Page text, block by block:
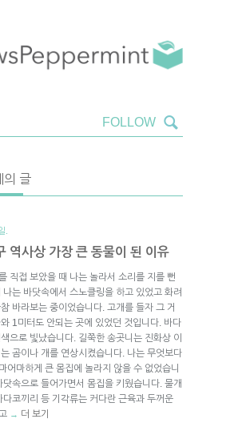
의 글
.
역사상 가장 큰 동물이 된 이유
직접 보았을 때 나는 놀라서 소리를 지를 뻔
나는 바닷속에서 스노클링을 하고 있었고 화려
바라보는 중이었습니다. 고개를 들자 그 거
1미터도 안되는 곳에 있었던 것입니다. 바다
으로 빛났습니다. 길쭉한 송곳니는 진화상 이
곰이나 개를 연상시켰습니다. 나는 무엇보다
어마하게 큰 몸집에 놀라지 않을 수 없었습니
닷속으로 들어가면서 몸집을 키웠습니다. 물개
다코끼리 등 기각류는 커다란 근육과 두꺼운
→ 더 보기